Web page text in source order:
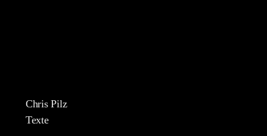
Chris Pilz
Texte